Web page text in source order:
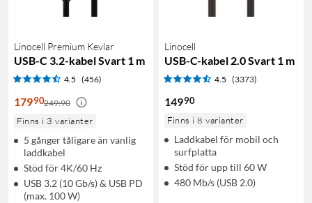
Linocell Premium Kevlar
USB-C 3.2-kabel Svart 1 m
4.5 (456)
17990249:90
Finns i 3 varianter
5 gånger tåligare än vanlig
laddkabel
Stöd för 4K/60 Hz
USB 3.2 (10 Gb/s) & USB PD
(max. 100 W)
Linocell
USB-C-kabel 2.0 Svart 1 m
4.5 (3373)
14990
Finns i 8 varianter
Laddkabel för mobil och
surfplatta
Stöd för upp till 60 W
480 Mb/s (USB 2.0)